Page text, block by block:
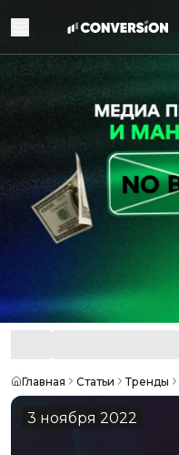
Главная Статьи Тренды
3 ноября 2022